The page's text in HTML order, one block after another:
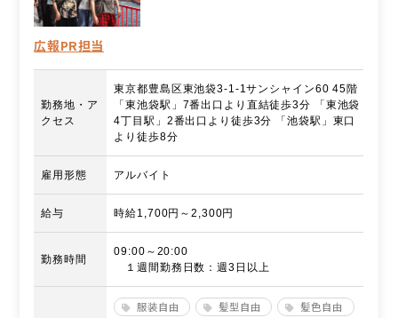
広報PR担当
勤務地・ア
クセス
東京都豊島区東池袋3-1-1サンシャイン60 45階
「東池袋駅」7番出口より直結徒歩3分 「東池袋
4丁目駅」2番出口より徒歩3分 「池袋駅」東口
より徒歩8分
雇用形態 アルバイト
給与 時給1,700円～2,300円
勤務時間
09:00～20:00
１週間勤務日数：週3日以上
服装自由 髪型自由
髪色自由